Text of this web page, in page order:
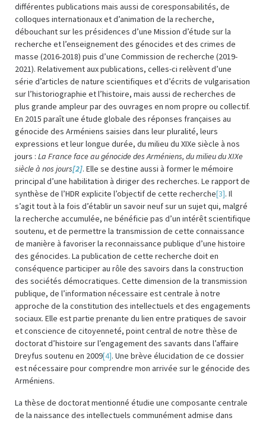
différentes publications mais aussi de coresponsabilités, de
colloques internationaux et d’animation de la recherche,
débouchant sur les présidences d’une Mission d’étude sur la
recherche et l’enseignement des génocides et des crimes de
masse (2016-2018) puis d’une Commission de recherche (2019-
2021). Relativement aux publications, celles-ci relèvent d’une
série d’articles de nature scientifiques et d’écrits de vulgarisation
sur l’historiographie et l’histoire, mais aussi de recherches de
plus grande ampleur par des ouvrages en nom propre ou collectif.
En 2015 paraît une étude globale des réponses françaises au
génocide des Arméniens saisies dans leur pluralité, leurs
expressions et leur longue durée, du milieu du XIXe siècle à nos
jours : La France face au génocide des Arméniens, du milieu du XIXe
siècle à nos jours[2]. Elle se destine aussi à former le mémoire
principal d’une habilitation à diriger des recherches. Le rapport de
synthèse de l’HDR explicite l’objectif de cette recherche[3]. Il
s’agit tout à la fois d’établir un savoir neuf sur un sujet qui, malgré
la recherche accumulée, ne bénéficie pas d’un intérêt scientifique
soutenu, et de permettre la transmission de cette connaissance
de manière à favoriser la reconnaissance publique d’une histoire
des génocides. La publication de cette recherche doit en
conséquence participer au rôle des savoirs dans la construction
des sociétés démocratiques. Cette dimension de la transmission
publique, de l’information nécessaire est centrale à notre
approche de la constitution des intellectuels et des engagements
sociaux. Elle est partie prenante du lien entre pratiques de savoir
et conscience de citoyenneté, point central de notre thèse de
doctorat d’histoire sur l’engagement des savants dans l’affaire
Dreyfus soutenu en 2009[4]. Une brève élucidation de ce dossier
est nécessaire pour comprendre mon arrivée sur le génocide des
Arméniens.
La thèse de doctorat mentionné étudie une composante centrale
de la naissance des intellectuels communément admise dans